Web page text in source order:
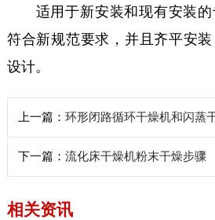
适用于新安装和现有安装的
符合新规范要求，并且齐平安
设计。
上一篇： 环形闭路循环干燥机和闪蒸
下一篇： 流化床干燥机粉末干燥步骤
相关资讯